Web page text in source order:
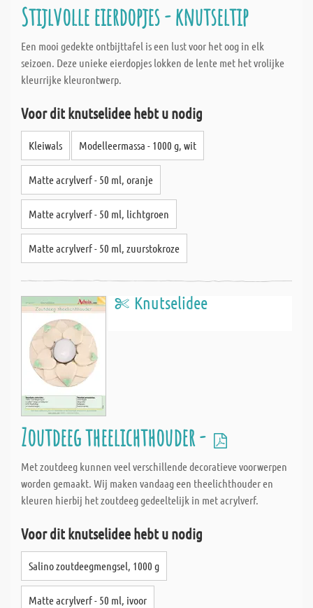
Stijlvolle eierdopjes - knutseltip
Een mooi gedekte ontbijttafel is een lust voor het oog in elk
seizoen. Deze unieke eierdopjes lokken de lente met het vrolijke
kleurrijke kleurontwerp.
Voor dit knutselidee hebt u nodig
Kleiwals Modelleermassa - 1000 g, wit
Matte acrylverf - 50 ml, oranje
Matte acrylverf - 50 ml, lichtgroen
Matte acrylverf - 50 ml, zuurstokroze
Knutselidee
Zoutdeeg theelichthouder -
Met zoutdeeg kunnen veel verschillende decoratieve voorwerpen
worden gemaakt. Wij maken vandaag een theelichthouder en
kleuren hierbij het zoutdeeg gedeeltelijk in met acrylverf.
Voor dit knutselidee hebt u nodig
Salino zoutdeegmengsel, 1000 g
Matte acrylverf - 50 ml, ivoor